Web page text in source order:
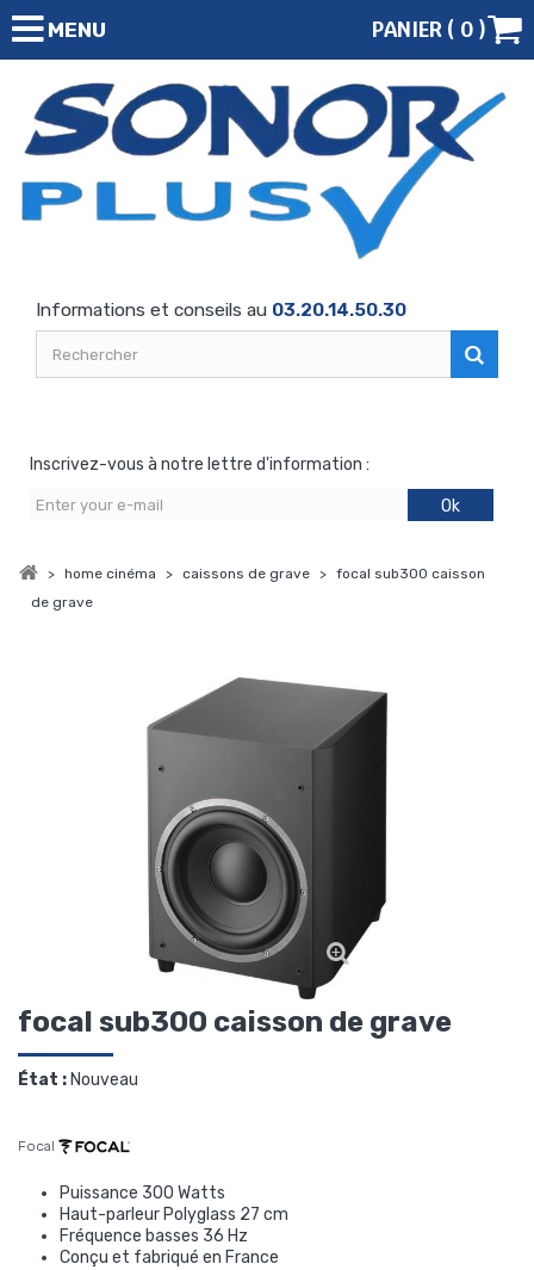
MENU PANIER ( 0 )
Informations et conseils au 03.20.14.50.30
Inscrivez-vous à notre lettre d'information :
Ok
> home cinéma > caissons de grave > focal sub300 caisson
de grave
focal sub300 caisson de grave
État :Nouveau
Focal
Puissance 300 Watts
Haut-parleur Polyglass 27 cm
Fréquence basses 36 Hz
Conçu et fabriqué en France